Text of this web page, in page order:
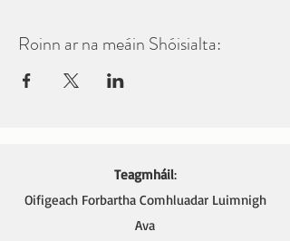
Roinn ar na meáin Shóisialta:
Teagmháil:
Oifigeach Forbartha Comhluadar Luimnigh
Ava